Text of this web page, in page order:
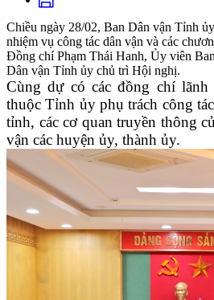
Chiều ngày 28/02, Ban Dân vận Tỉnh
nhiệm vụ công tác dân vận và các
Đồng chí Phạm Thái Hanh, Ủy viên
Dân vận Tỉnh ủy chủ trì Hội nghị.
Cùng dự có các đồng chí
thuộc Tỉnh ủy phụ trách công
tỉnh, các cơ quan truyền thông
vận các huyện ủy, thành ủy.